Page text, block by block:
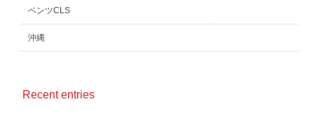
ベンツCLS
沖縄
Recent entries